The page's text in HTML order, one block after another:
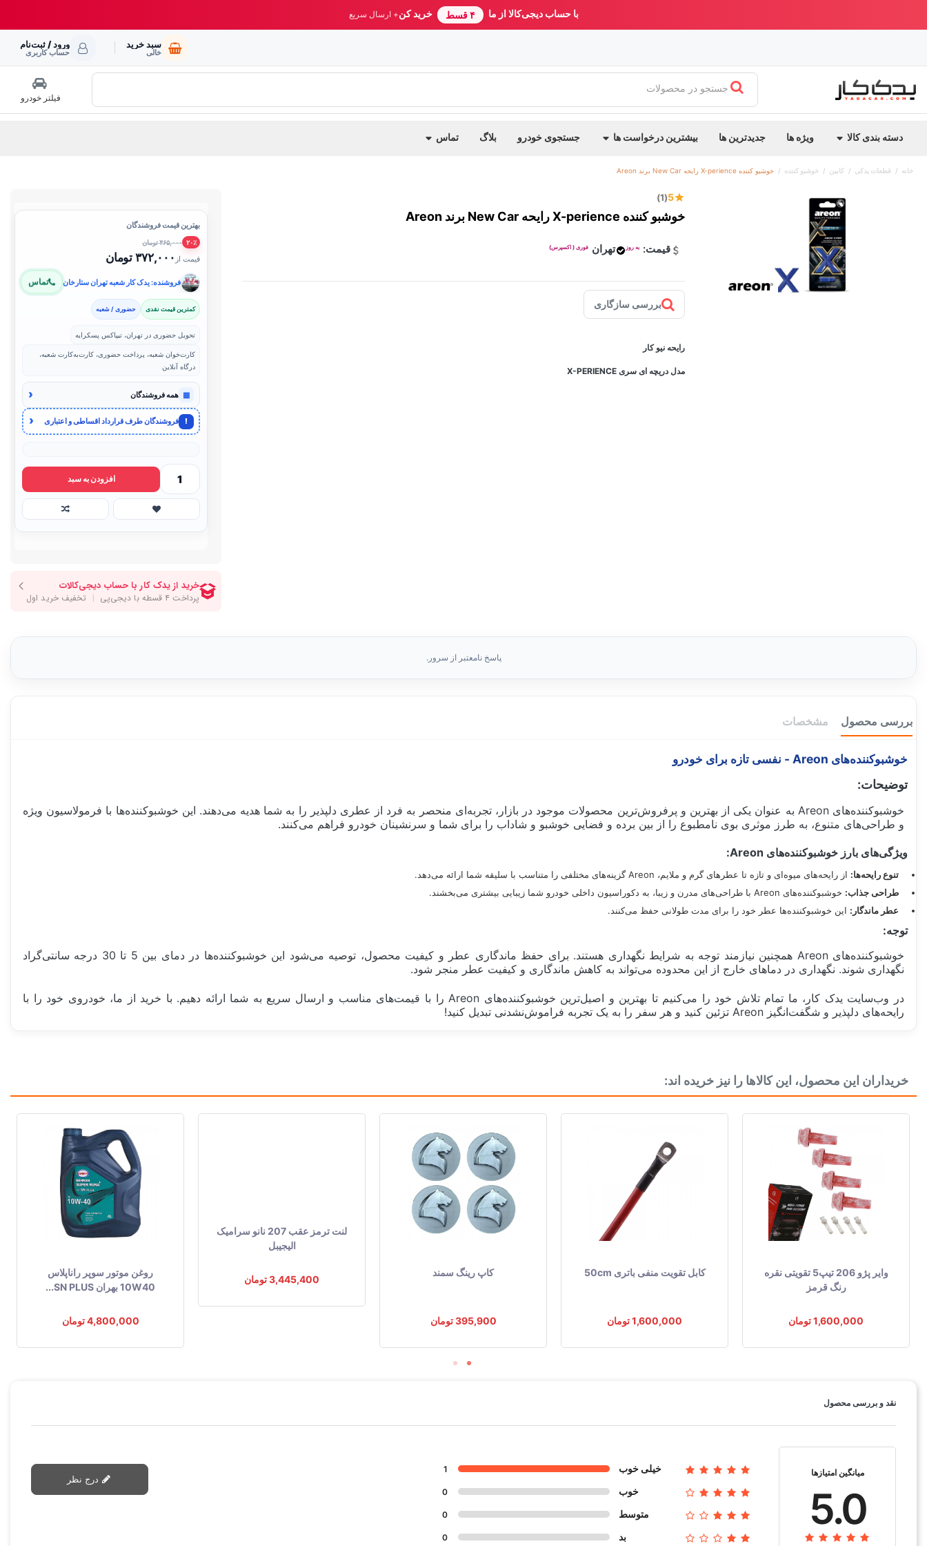
با حساب دیجی‌کالا از ما ۴ قسط خرید کن+ ارسال سریع
سبد خرید
خالی
ورود / ثبت‌نام
حساب کاربری
جستجو در محصولات
فیلتر خودرو
دسته بندی کالا ویژه ها جدیدترین ها بیشترین درخواست ها جستجوی خودرو بلاگ تماس
خانه قطعات یدکی کابین خوشبو کننده خوشبو کننده X-perience رایحه New Car برند Areon
5
(1)
خوشبو کننده X-perience رایحه New Car برند Areon
قیمت: به روز تهران فوری ( اکسپرس)
بررسی سازگاری
رایحه نیو کار
مدل دریچه ای سری X-PERIENCE
بهترین قیمت فروشندگان
۲۰٪ ۴۶۵,۰۰۰ تومان
قیمت از ۳۷۲,۰۰۰ تومان
فروشنده: یدک کار شعبه تهران ستارخان تماس
کمترین قیمت نقدی حضوری / شعبه
تحویل حضوری در تهران، تیپاکس پسکرایه
کارت‌خوان شعبه، پرداخت حضوری، کارت‌به‌کارت شعبه،
درگاه آنلاین
▦ همه فروشندگان ‹
! فروشندگان طرف قرارداد اقساطی و اعتباری ‹
افزودن به سبد
پاسخ نامعتبر از سرور.
بررسی محصول مشخصات
خوشبوکننده‌های Areon - نفسی تازه برای خودرو
توضیحات:
خوشبوکننده‌های Areon به عنوان یکی از بهترین و پرفروش‌ترین محصولات موجود در بازار، تجربه‌ای منحصر به فرد از عطری دلپذیر را به شما هدیه می‌دهند. این خوشبوکننده‌ها با فرمولاسیون ویژه
و طراحی‌های متنوع، به طرز موثری بوی نامطبوع را از بین برده و فضایی خوشبو و شاداب را برای شما و سرنشینان خودرو فراهم می‌کنند.
ویژگی‌های بارز خوشبوکننده‌های Areon:
تنوع رایحه‌ها: از رایحه‌های میوه‌ای و تازه تا عطرهای گرم و ملایم، Areon گزینه‌های مختلفی را متناسب با سلیقه شما ارائه می‌دهد.
طراحی جذاب: خوشبوکننده‌های Areon با طراحی‌های مدرن و زیبا، به دکوراسیون داخلی خودرو شما زیبایی بیشتری می‌بخشند.
عطر ماندگار: این خوشبوکننده‌ها عطر خود را برای مدت طولانی حفظ می‌کنند.
توجه:
خوشبوکننده‌های Areon همچنین نیازمند توجه به شرایط نگهداری هستند. برای حفظ ماندگاری عطر و کیفیت محصول، توصیه می‌شود این خوشبوکننده‌ها در دمای بین 5 تا 30 درجه سانتی‌گراد
نگهداری شوند. نگهداری در دماهای خارج از این محدوده می‌تواند به کاهش ماندگاری و کیفیت عطر منجر شود.
در وب‌سایت یدک کار، ما تمام تلاش خود را می‌کنیم تا بهترین و اصیل‌ترین خوشبوکننده‌های Areon را با قیمت‌های مناسب و ارسال سریع به شما ارائه دهیم. با خرید از ما، خودروی خود را با
رایحه‌های دلپذیر و شگفت‌انگیز Areon تزئین کنید و هر سفر را به یک تجربه فراموش‌نشدنی تبدیل کنید!
رایحه
نوع استفاده کلیپسی
خریداران این محصول، این کالاها را نیز خریده اند:
وایر پژو 206 تیپ5 تقویتی نقره
رنگ قرمز
1,600,000 تومان
کابل تقویت منفی باتری 50cm
1,600,000 تومان
کاپ رینگ سمند
395,900 تومان
لنت ترمز عقب 207 نانو سرامیک
الیجیبل
3,445,400 تومان
روغن موتور سوپر راناپلاس
10W40 بهران SN PLUS...
4,800,000 تومان
نقد و بررسی محصول
میانگین امتیازها
5.0
خیلی خوب 1
خوب 0
متوسط 0
بد 0